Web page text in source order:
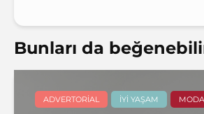
Bunları da
ADVERTORIAL İYI YAŞAM MODA